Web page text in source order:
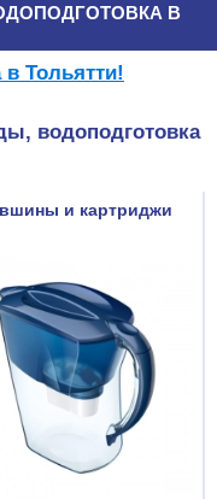
В
Тольятти!
водоподготовка
и картриджи